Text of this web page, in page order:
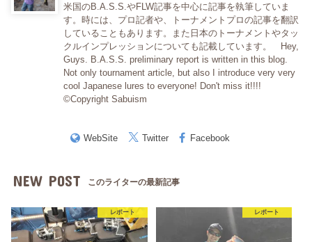
米国のB.A.S.S.やFLW記事を中心に記事を執筆していま
す。時には、プロ記者や、トーナメントプロの記事を翻訳
していることもあります。また日本のトーナメントやタッ
クルインプレッションについても記載しています。 Hey,
Guys. B.A.S.S. preliminary report is written in this blog.
Not only tournament article, but also I introduce very very
cool Japanese lures to everyone! Don't miss it!!!!
©Copyright Sabuism
WebSite Twitter Facebook
NEW POST このライターの最新記事
レポート レポート